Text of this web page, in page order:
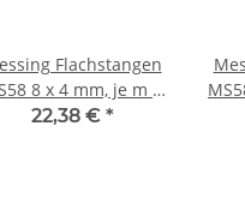
Flachstangen
mm, je m ±
5mm
22,38 € *
MS58 20 x 8 mm,